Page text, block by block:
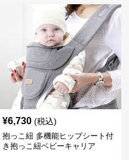
¥6,730 (税込)
抱っこ紐 多機能ヒップシート付
き抱っこ紐ベビーキャリア